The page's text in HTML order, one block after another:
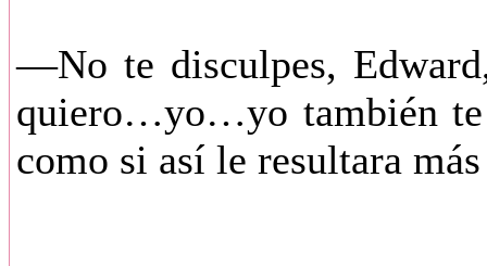
—No te disculpes,
quiero…yo…yo también
como si así le resultara